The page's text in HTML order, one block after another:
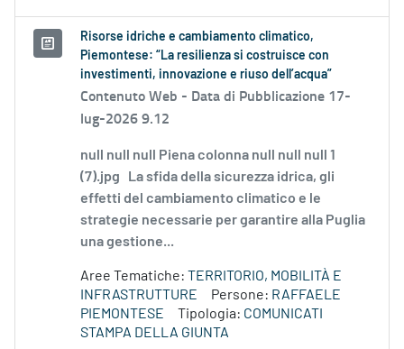
Risorse idriche e cambiamento climatico,
Piemontese: “La resilienza si costruisce con
investimenti, innovazione e riuso dell’acqua”
Contenuto Web - Data di Pubblicazione 17-
lug-2026 9.12
null null null Piena colonna null null null 1
(7).jpg La sfida della sicurezza idrica, gli
effetti del cambiamento climatico e le
strategie necessarie per garantire alla Puglia
una gestione...
Aree Tematiche: TERRITORIO, MOBILITÀ E
INFRASTRUTTURE
Persone: RAFFAELE
PIEMONTESE
Tipologia: COMUNICATI
STAMPA DELLA GIUNTA